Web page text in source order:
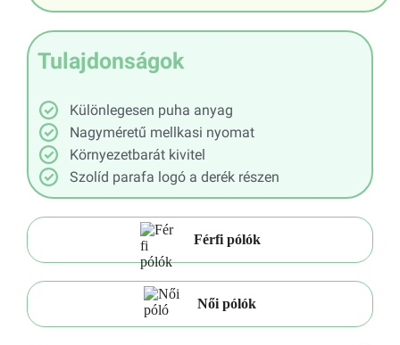
Tulajdonságok
Különlegesen puha anyag
Nagyméretű mellkasi nyomat
Környezetbarát kivitel
Szolíd parafa logó a derék részen
Férfi pólók
Női pólók